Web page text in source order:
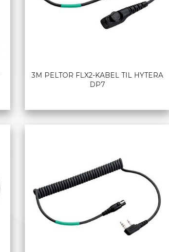
3M PELTOR FLX2-KABEL TIL HYTERA
DP7